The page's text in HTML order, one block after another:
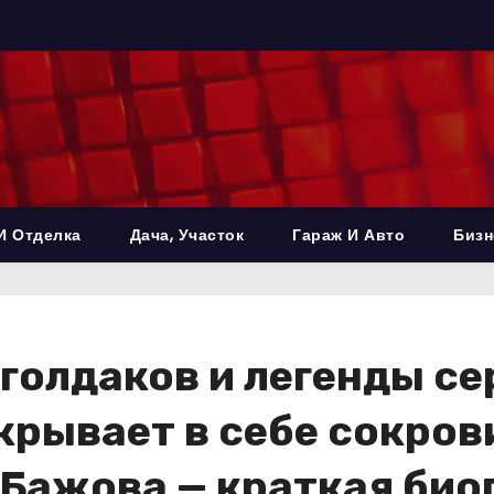
Отделка Дача, Участок Гараж И Авто
и легенды
в себе